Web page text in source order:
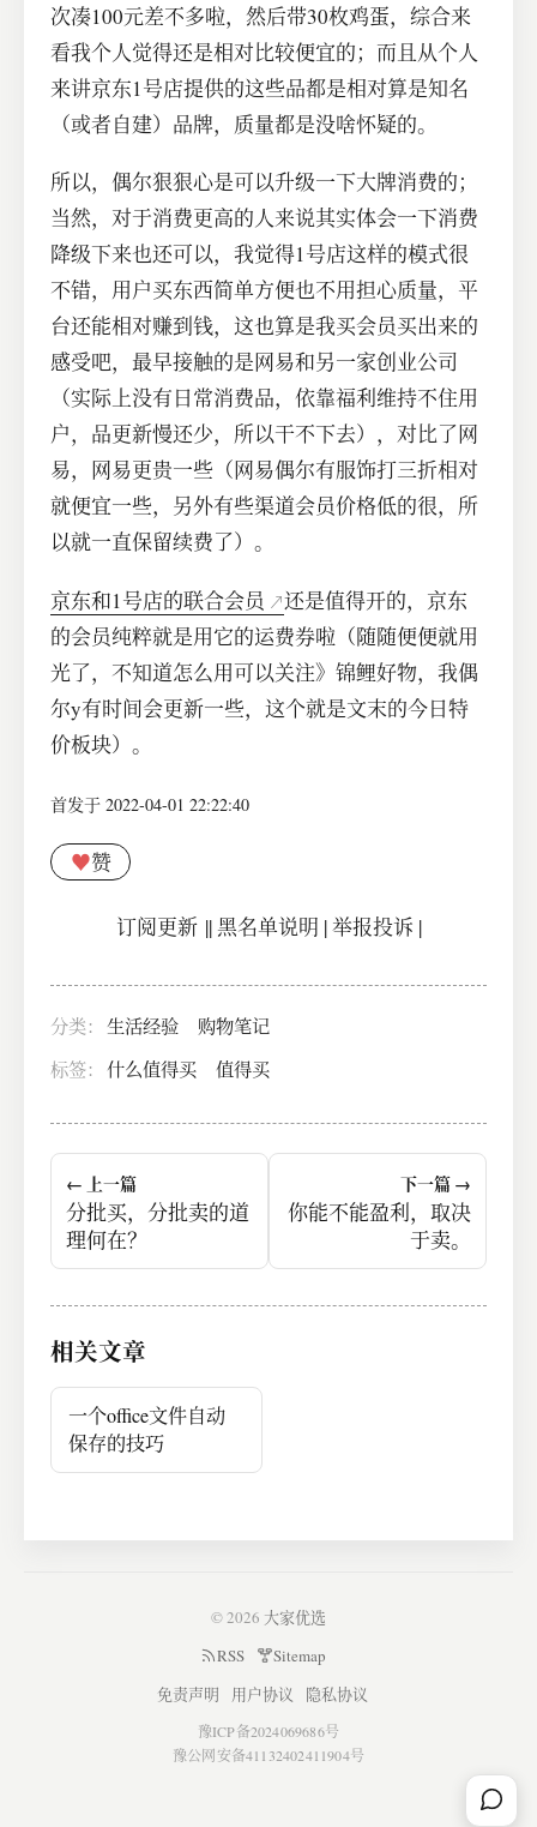
次凑100元差不多啦，然后带30枚鸡蛋，综合来
看我个人觉得还是相对比较便宜的；而且从个人
来讲京东1号店提供的这些品都是相对算是知名
（或者自建）品牌，质量都是没啥怀疑的。
所以，偶尔狠狠心是可以升级一下大牌消费的；
当然，对于消费更高的人来说其实体会一下消费
降级下来也还可以，我觉得1号店这样的模式很
不错，用户买东西简单方便也不用担心质量，平
台还能相对赚到钱，这也算是我买会员买出来的
感受吧，最早接触的是网易和另一家创业公司
（实际上没有日常消费品，依靠福利维持不住用
户，品更新慢还少，所以干不下去），对比了网
易，网易更贵一些（网易偶尔有服饰打三折相对
就便宜一些，另外有些渠道会员价格低的很，所
以就一直保留续费了）。
京东和1号店的联合会员
还是值得开的，京东
的会员纯粹就是用它的运费券啦（随随便便就用
光了，不知道怎么用可以关注》锦鲤好物，我偶
尔y有时间会更新一些，这个就是文末的今日特
价板块）。
首发于 2022-04-01 22:22:40
♥赞
订阅更新||黑名单说明 |举报投诉 |
分类： 生活经验
购物笔记
标签： 什么值得买 值得买
← 上一篇
分批买，分批卖的道
理何在？
下一篇 →
你能不能盈利，取决
于卖。
相关文章
一个office文件自动
保存的技巧
© 2026 大家优选
RSS
Sitemap
免责声明
用户协议 隐私协议
豫ICP备2024069686号
豫公网安备41132402411904号